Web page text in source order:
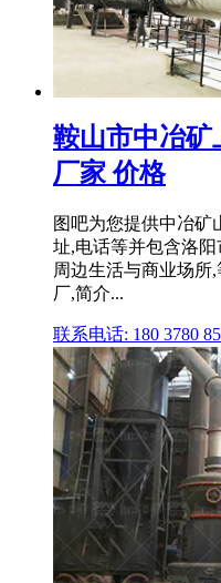
鞍山市中冶矿
厂家 价格
图吧为您提供中冶矿
址,电话等并包含洛阳
周边生活与商业场所
厂,简介...
联系电话: 180 3780